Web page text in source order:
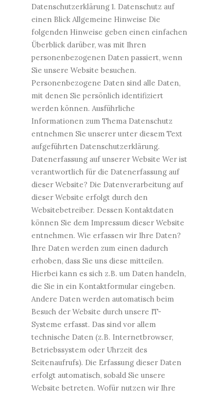
Datenschutzerklärung 1. Datenschutz auf
einen Blick Allgemeine Hinweise Die
folgenden Hinweise geben einen einfachen
Überblick darüber, was mit Ihren
personenbezogenen Daten passiert, wenn
Sie unsere Website besuchen.
Personenbezogene Daten sind alle Daten,
mit denen Sie persönlich identifiziert
werden können. Ausführliche
Informationen zum Thema Datenschutz
entnehmen Sie unserer unter diesem Text
aufgeführten Datenschutzerklärung.
Datenerfassung auf unserer Website Wer ist
verantwortlich für die Datenerfassung auf
dieser Website? Die Datenverarbeitung auf
dieser Website erfolgt durch den
Websitebetreiber. Dessen Kontaktdaten
können Sie dem Impressum dieser Website
entnehmen. Wie erfassen wir Ihre Daten?
Ihre Daten werden zum einen dadurch
erhoben, dass Sie uns diese mitteilen.
Hierbei kann es sich z.B. um Daten handeln,
die Sie in ein Kontaktformular eingeben.
Andere Daten werden automatisch beim
Besuch der Website durch unsere IT-
Systeme erfasst. Das sind vor allem
technische Daten (z.B. Internetbrowser,
Betriebssystem oder Uhrzeit des
Seitenaufrufs). Die Erfassung dieser Daten
erfolgt automatisch, sobald Sie unsere
Website betreten. Wofür nutzen wir Ihre